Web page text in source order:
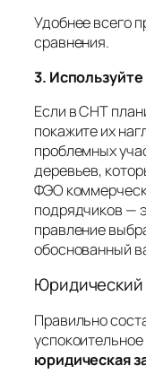
Удобнее всего
сравнения.
3.
Если в СНТ
покажите их
проблемных
деревьев,
ФЭО
подрядчиков —
правление
обоснованный
Правильно
юридическая